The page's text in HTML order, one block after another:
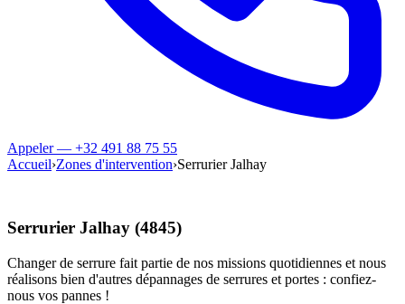
Appeler — +32 491 88 75 55
Accueil›Zones d'intervention›Serrurier Jalhay
Serrurier Jalhay (4845)
Changer de serrure fait partie de nos missions quotidiennes et nous
réalisons bien d'autres dépannages de serrures et portes : confiez-
nous vos pannes !